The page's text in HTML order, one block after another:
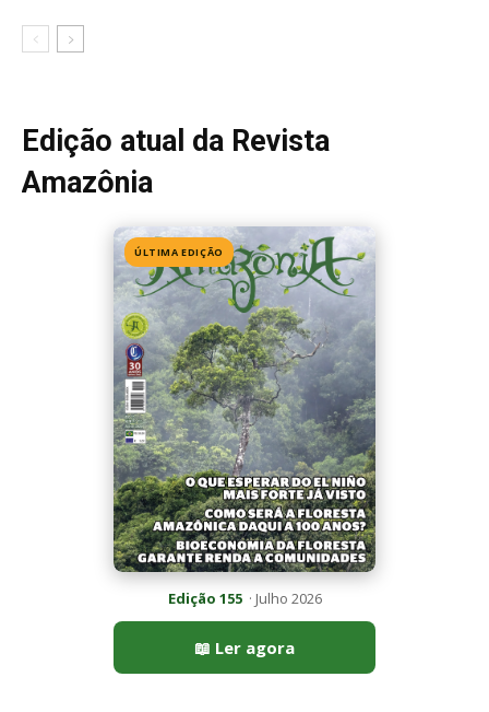
Edição 155· Julho 2026
📖 Ler agora
Mais lidas da semana